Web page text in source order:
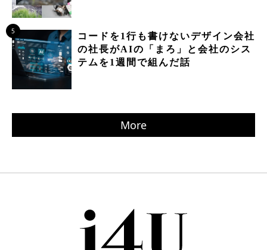
5
コードを1行も書けないデザイン会社
の社長がAIの「まろ」と会社のシス
テムを1週間で組んだ話
More